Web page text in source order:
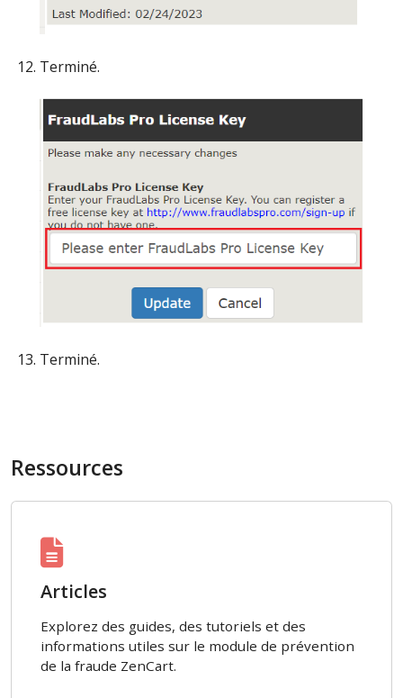
Terminé.
Terminé.
Ressources
Articles
Explorez des guides, des tutoriels et des
informations utiles sur le module de prévention
de la fraude ZenCart.